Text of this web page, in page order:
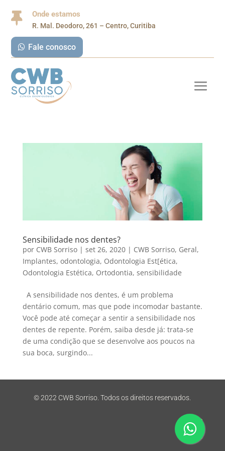
 Onde estamos
R. Mal. Deodoro, 261 – Centro, Curitiba
Fale conosco
Sensibilidade nos dentes?
por CWB Sorriso| set 26, 2020| CWB Sorriso, Geral,
Implantes, odontologia, Odontologia Est[ética,
Odontologia Estética, Ortodontia, sensibilidade
A sensibilidade nos dentes, é um problema
dentário comum, mas que pode incomodar bastante.
Você pode até começar a sentir a sensibilidade nos
dentes de repente. Porém, saiba desde já: trata-se
de uma condição que se desenvolve aos poucos na
sua boca, surgindo...
© 2022 CWB Sorriso. Todos os direitos reservados.